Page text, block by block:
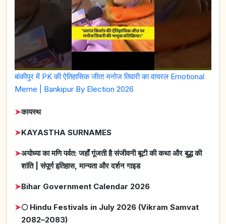
बांकीपुर में PK की ऐतिहासिक जीत! मनोज तिवारी का वायरल Emotional
Meme | Bankipur By Election 2026
➤कायस्थ
➤KAYASTHA SURNAMES
➤अयोध्या का मणि पर्वत: जहाँ गूंजती है संजीवनी बूटी की कथा और बुद्ध की
शांति | संपूर्ण इतिहास, मान्यता और दर्शन गाइड
➤Bihar Government Calendar 2026
➤🌕 Hindu Festivals in July 2026 (Vikram Samvat
2082–2083)